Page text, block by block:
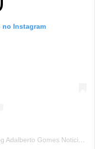
no Instagram
Uma publicação partilhada por Blog Adalberto Gomes Noticias (@blogadalbertogomesnoticiass)